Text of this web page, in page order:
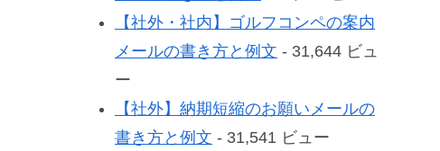
【社外・社内】ゴルフコンペの案内
メールの書き方と例文 - 31,644 ビュ
ー
【社外】納期短縮のお願いメールの
書き方と例文 - 31,541 ビュー